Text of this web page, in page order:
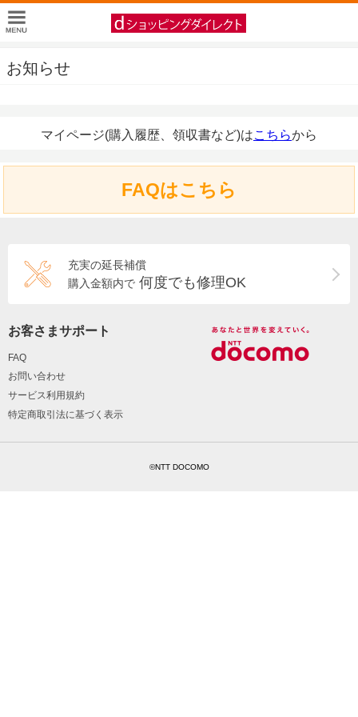
お知らせ
マイページ(購入履歴、領収書など)はこちらから
FAQはこちら
充実の延長補償
購入金額内で 何度でも修理OK
お客さまサポート
FAQ
お問い合わせ
サービス利用規約
特定商取引法に基づく表示
©NTT DOCOMO